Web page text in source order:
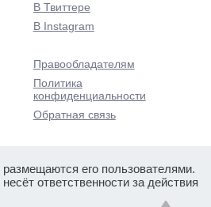
В Твиттере
В Instagram
Правообладателям
Политика
конфиденциальности
Обратная связь
его пользователями.
ответственности за действия